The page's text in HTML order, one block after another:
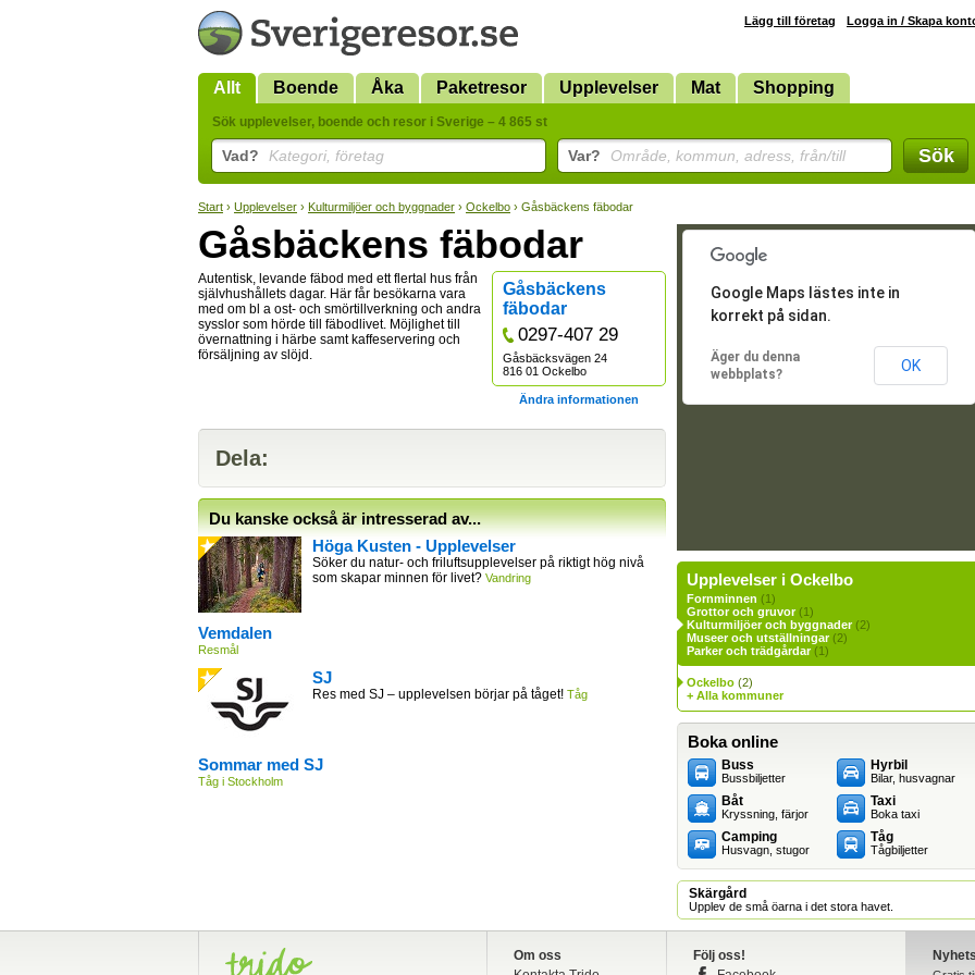
Lägg till företag Logga in / Skapa
Allt Boende Åka Paketresor Upplevelser Mat Shopping
Sök upplevelser, boende och resor i Sverige – 4 865 st
Vad? Kategori, företag Var? Område, kommun, adress, från/till Sök
Start › Upplevelser › Kulturmiljöer och byggnader › Ockelbo › Gåsbäckens fäbodar
Gåsbäckens fäbodar
Gåsbäckens
fäbodar
0297-407 29
Gåsbäcksvägen 24
816 01 Ockelbo
Ändra informationen
Autentisk, levande fäbod med ett flertal hus från
självhushållets dagar. Här får besökarna vara
med om bl a ost- och smörtillverkning och andra
sysslor som hörde till fäbodlivet. Möjlighet till
övernattning i härbe samt kaffeservering och
försäljning av slöjd.
Dela:
Du kanske också är intresserad av...
Höga Kusten - Upplevelser
Söker du natur- och friluftsupplevelser på riktigt hög nivå
som skapar minnen för livet? Vandring
Vemdalen
Resmål
SJ
Res med SJ – upplevelsen börjar på tåget! Tåg
Sommar med SJ
Tåg i Stockholm
Google Maps lästes inte in
korrekt på sidan.
Äger du denna
webbplats?
OK
Upplevelser i Ockelbo
Fornminnen (1)
Grottor och gruvor(1)
Kulturmiljöer och byggnader(2)
Museer och utställningar(2)
Parker och trädgårdar(1)
Ockelbo (2)
+ Alla kommuner
Boka online
Buss
Bussbiljetter
Båt
Kryssning, färjor
Camping
Husvagn, stugor
Hyrbil
Bilar, husvagnar
Taxi
Boka taxi
Tåg
Tågbiljetter
Skärgård
Upplev de små öarna i det stora havet.
Om oss
Följ oss!